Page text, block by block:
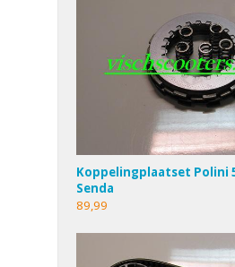
Koppelingplaatset Polini
Senda
89,99